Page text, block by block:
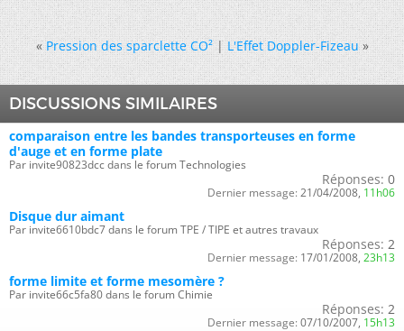
« Pression des sparclette CO²|L'Effet Doppler-Fizeau »
DISCUSSIONS SIMILAIRES
comparaison entre les bandes transporteuses en forme
d'auge et en forme plate
Par invite90823dcc dans le forum Technologies
Réponses: 0
Dernier message: 21/04/2008, 11h06
Disque dur aimant
Par invite6610bdc7 dans le forum TPE / TIPE et autres travaux
Réponses: 2
Dernier message: 17/01/2008, 23h13
forme limite et forme mesomère ?
Par invite66c5fa80 dans le forum Chimie
Réponses: 2
Dernier message: 07/10/2007, 15h13